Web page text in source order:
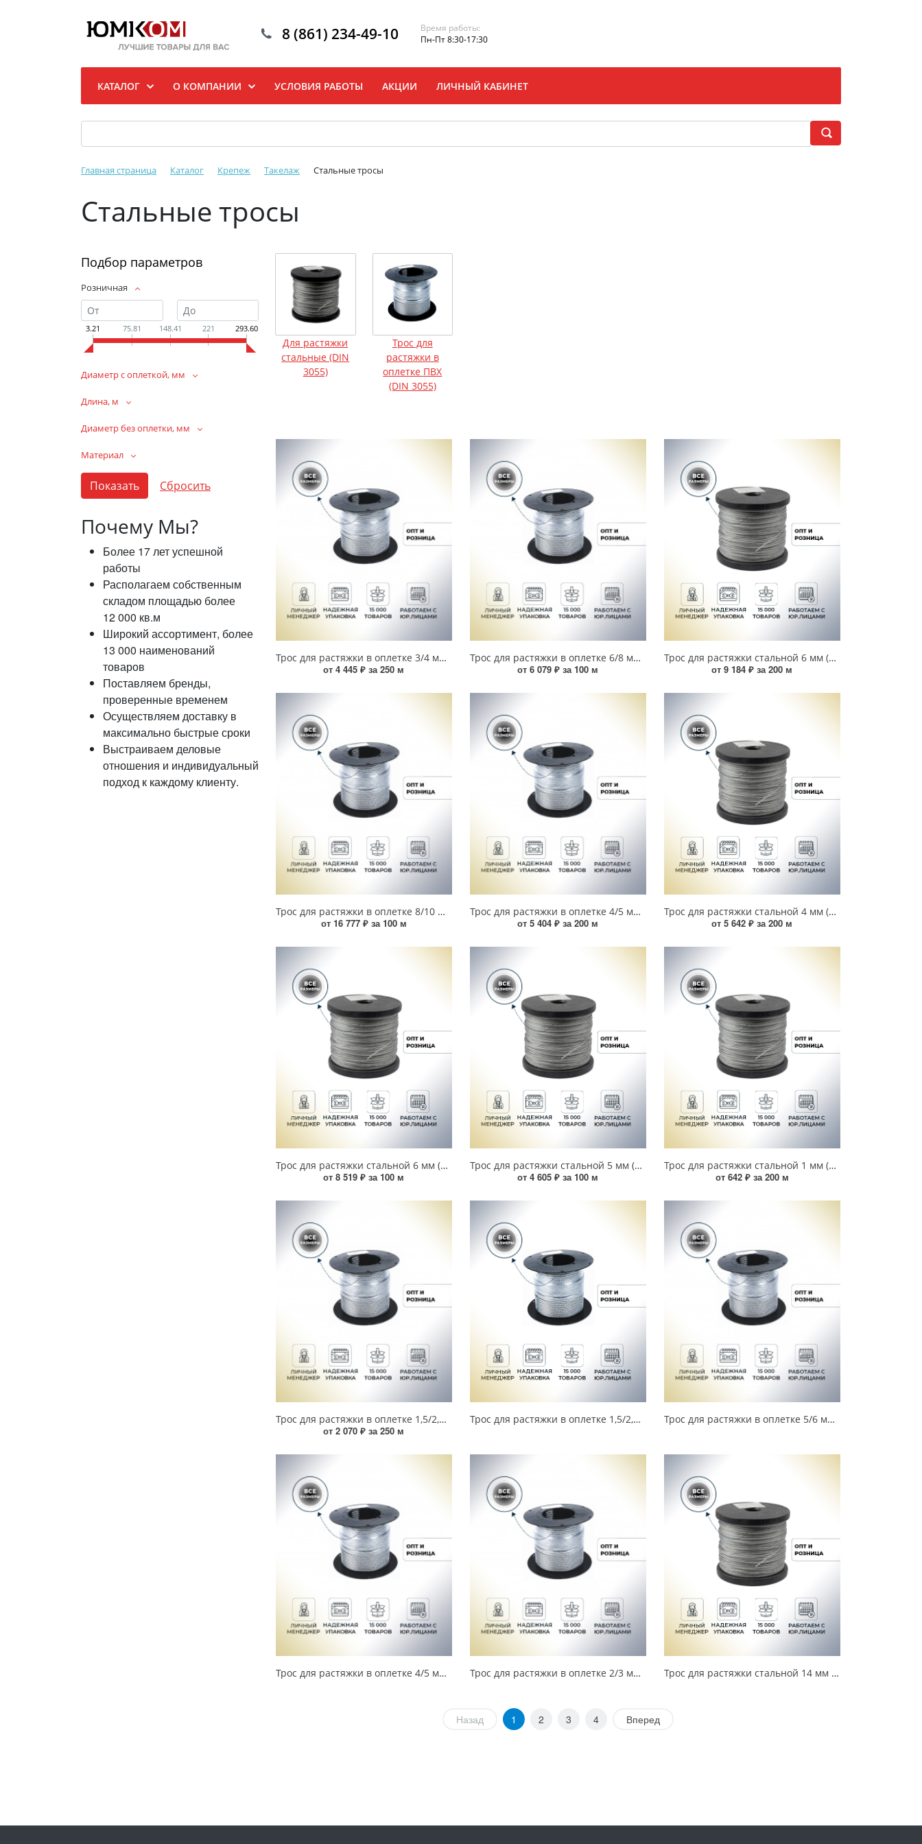
8 (861) 234-49-10
Время работы:
Пн-Пт 8:30-17:30
КАТАЛОГ О КОМПАНИИ УСЛОВИЯ РАБОТЫ АКЦИИ ЛИЧНЫЙ КАБИНЕТ
Главная страница Каталог Крепеж Такелаж Стальные тросы
Стальные тросы
Подбор параметров
Розничная
3.21 75.81 148.41 221 293.60
Диаметр с оплеткой, мм
Длина, м
Диаметр без оплетки, мм
Материал
Почему Мы?
Более 17 лет успешной
работы
Располагаем собственным
складом площадью более
12 000 кв.м
Широкий ассортимент, более
13 000 наименований
товаров
Поставляем бренды,
проверенные временем
Осуществляем доставку в
максимально быстрые сроки
Выстраиваем деловые
отношения и индивидуальный
подход к каждому клиенту.
Для растяжки
стальные (DIN
3055)
Трос для
растяжки в
оплетке ПВХ
(DIN 3055)
Трос для растяжки в оплетке 3/4 мм (250 м) УТ000016949
от 4 445 ₽ за 250 м
Трос для растяжки в оплетке 6/8 мм (100 м) 00000001609
от 6 079 ₽ за 100 м
Трос для растяжки стальной 6 мм (200 м) УТ000017639
от 9 184 ₽ за 200 м
Трос для растяжки в оплетке 8/10 мм (100 м) 00000004229
от 16 777 ₽ за 100 м
Трос для растяжки в оплетке 4/5 мм (200 м) 00000004919
от 5 404 ₽ за 200 м
Трос для растяжки стальной 4 мм (200 м) 00000004062
от 5 642 ₽ за 200 м
Трос для растяжки стальной 6 мм (100 м) 00000003924
от 8 519 ₽ за 100 м
Трос для растяжки стальной 5 мм (100 м) 00000003923
от 4 605 ₽ за 100 м
Трос для растяжки стальной 1 мм (200 м) УТ000017825
от 642 ₽ за 200 м
Трос для растяжки в оплетке 1,5/2,5 мм (250 м) УТ000021609
от 2 070 ₽ за 250 м
Трос для растяжки в оплетке 1,5/2,5 мм (200 м) УТ-00016780 Трос для растяжки в оплетке 5/6 мм (250 м) УТ000016951
Трос для растяжки в оплетке 4/5 мм (250 м) УТ000016950 Трос для растяжки в оплетке 2/3 мм (250 м) УТ000016948 Трос для растяжки стальной 14 мм (100 м) УТ000016947
Назад 1 2 3 4 Вперед